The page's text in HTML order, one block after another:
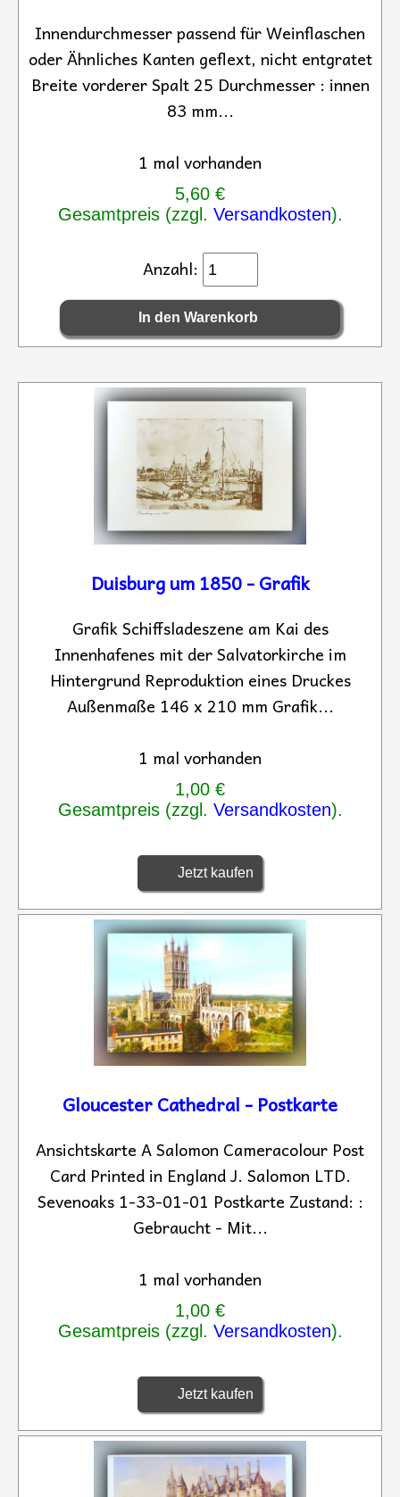
Innendurchmesser passend für Weinflaschen
oder Ähnliches Kanten geflext, nicht entgratet
Breite vorderer Spalt 25 Durchmesser : innen
83 mm...
1 mal vorhanden
5,60 €
Gesamtpreis (zzgl. Versandkosten).
Anzahl:
Duisburg um 1850 - Grafik
Grafik Schiffsladeszene am Kai des
Innenhafenes mit der Salvatorkirche im
Hintergrund Reproduktion eines Druckes
Außenmaße 146 x 210 mm Grafik...
1 mal vorhanden
1,00 €
Gesamtpreis (zzgl. Versandkosten).
Jetzt kaufen
Gloucester Cathedral - Postkarte
Ansichtskarte A Salomon Cameracolour Post
Card Printed in England J. Salomon LTD.
Sevenoaks 1-33-01-01 Postkarte Zustand: :
Gebraucht - Mit...
1 mal vorhanden
1,00 €
Gesamtpreis (zzgl. Versandkosten).
Jetzt kaufen